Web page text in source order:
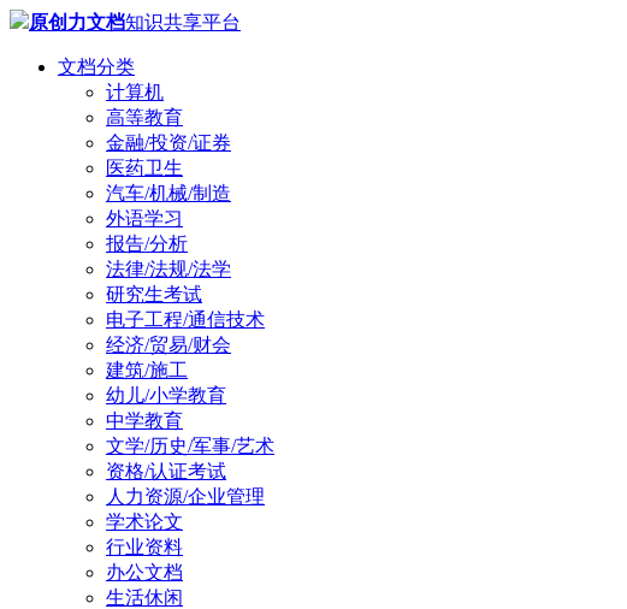
原创力文档知识共享平台
文档分类
计算机
高等教育
金融/投资/证券
医药卫生
汽车/机械/制造
外语学习
报告/分析
法律/法规/法学
研究生考试
电子工程/通信技术
经济/贸易/财会
建筑/施工
幼儿/小学教育
中学教育
文学/历史/军事/艺术
资格/认证考试
人力资源/企业管理
学术论文
行业资料
办公文档
生活休闲